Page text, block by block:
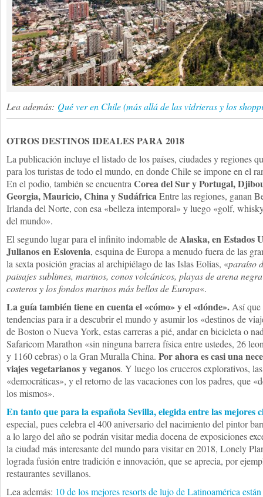
Lea además: Qué ver en Chile (más allá de las vidrieras y los
OTROS DESTINOS IDEALES PARA 2018
La publicación incluye el listado de los países, ciudades y regiones
para los turistas de todo el mundo, en donde Chile se impone en el
En el podio, también se encuentra Corea del Sur y Portugal,
Georgia, Mauricio, China y SudáfricaEntre las regiones, ganan
Irlanda del Norte, con esa «belleza intemporal» y luego «golf,
del mundo».
El segundo lugar para el infinito indomable deAlaska, en Estados
Julianos en Eslovenia, esquina de Europa a menudo fuera de las
la sexta posición gracias al archipiélago de las Islas Eolias, «paraíso
paisajes sublimes, marinos, conos volcánicos, playas de arena
costeros y los fondos marinos más bellos de Europa«.
La guía también tiene en cuenta el «cómo» y el «dónde». Así que
tendencias para ir a descubrir el mundo y asumir los «destinos de
de Boston o Nueva York, estas carreras a pié, andar en bicicleta o
Safaricom Marathon «sin ninguna barrera física entre ustedes, 26
y 1160 cebras) o la Gran Muralla China. Por ahora es casi una
viajes vegetarianos y veganos. Y luego los cruceros explorativos,
«democráticas», y el retorno de las vacaciones con los padres, que
los mismos».
En tanto que para la española Sevilla, elegida entre las mejores
especial, pues celebra el 400 aniversario del nacimiento del pintor
a lo largo del año se podrán visitar media docena de exposiciones
la ciudad más interesante del mundo para visitar en 2018, Lonely
lograda fusión entre tradición e innovación, que se aprecia, por
restaurantes sevillanos.
Lea además: 10 de los mejores resorts de lujo de Latinoamérica